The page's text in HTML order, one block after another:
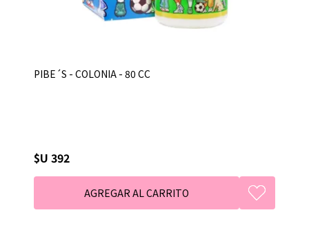
PIBE´S - COLONIA - 80 CC
$U 392